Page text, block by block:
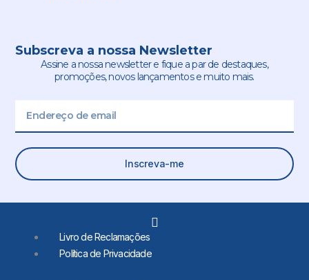
Subscreva a nossa Newsletter
Assine a nossa newsletter e fique a par de destaques,
promoções, novos lançamentos e muito mais.
Inscreva-me
Livro de Reclamações
Política de Privacidade
L